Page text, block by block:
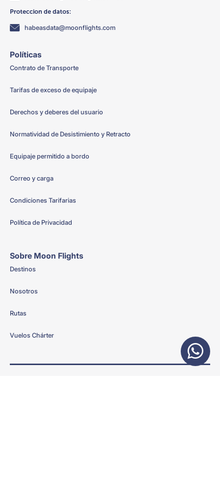
Proteccion de datos:
habeasdata@moonflights.com
Políticas
Contrato de Transporte
Tarifas de exceso de equipaje
Derechos y deberes del usuario
Normatividad de Desistimiento y Retracto
Equipaje permitido a bordo
Correo y carga
Condiciones Tarifarias
Política de Privacidad
Sobre Moon Flights
Destinos
Nosotros
Rutas
Vuelos Chárter